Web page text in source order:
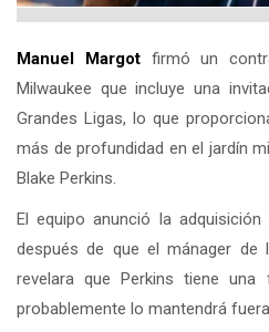
Manuel Margotfirmó un
Milwaukee que incluye una
Grandes Ligas, lo que
más de profundidad en el jardín
Blake Perkins.
El equipo anunció la
después de que el mánager de
revelara que Perkins tiene
probablemente lo mantendrá